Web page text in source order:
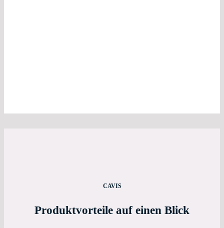
CAVIS
Produktvorteile auf einen Blick